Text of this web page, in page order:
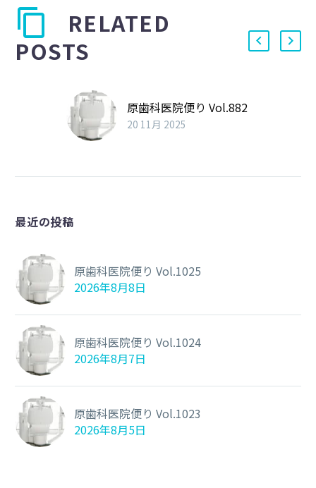
RELATED
POSTS
原歯科医院便り Vol.882
20 11月 2025
最近の投稿
原歯科医院便り Vol.1025
2026年8月8日
原歯科医院便り Vol.1024
2026年8月7日
原歯科医院便り Vol.1023
2026年8月5日